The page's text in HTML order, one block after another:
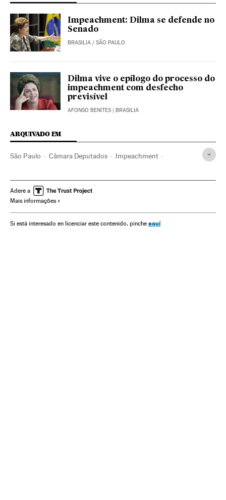
Impeachment: Dilma se defende no
Senado
BRASILIA / SÃO PAULO
Dilma vive o epílogo do processo do
impeachment com desfecho
previsível
AFONSO BENITES | BRASILIA
ARQUIVADO EM
São Paulo Câmara Deputados Impeachment
Partido dos Trabalhadores
Destituições políticas
Congresso Nacional Presidência Brasil
Adere a
Mais informações
Si está interesado en licenciar este contenido, pinche aquí